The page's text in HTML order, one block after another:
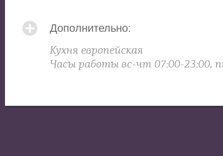
Дополнительно:
Кухня европейская
Часы работы вс-чт 07:00-23:00,